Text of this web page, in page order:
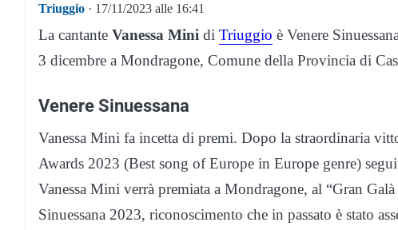
Triuggio · 17/11/2023 alle 16:41
La cantante Vanessa Mini di Triuggio è Venere
3 dicembre a Mondragone, Comune della Provincia di
Venere Sinuessana
Vanessa Mini fa incetta di premi. Dopo la straordinaria
Awards 2023 (Best song of Europe in Europe genre)
Vanessa Mini verrà premiata a Mondragone, al “Gran
Sinuessana 2023, riconoscimento che in passato è stato